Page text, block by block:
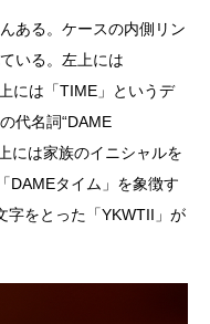
ある。ケースの内側リン
いる。左上には
には「TIME」というデ
代名詞“DAME
には家族のイニシャルを
DAMEタイム」を象徴す
字をとった「YKWTII」が